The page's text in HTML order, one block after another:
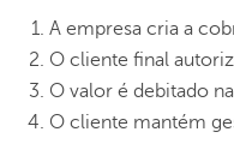
A empresa cria a
O cliente final
O valor é debitado
O cliente mantém